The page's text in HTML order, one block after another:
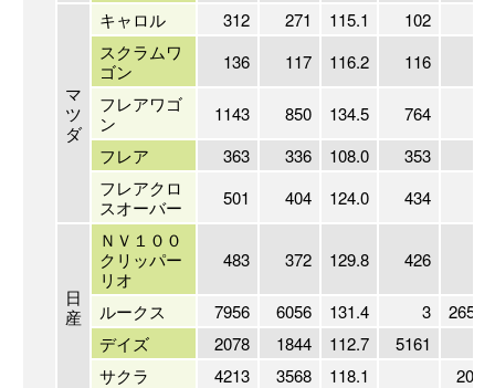
マ
ツ
ダ
キャロル 312 271 115.1 102
スクラムワ
ゴン
136 117 116.2 116
フレアワゴ
ン
1143 850 134.5 764
フレア
363 336 108.0 353
フレアクロ
スオーバー
501 404 124.0 434
日
産
ＮＶ１００
クリッパー
リオ
483 372 129.8 426
ルークス 7956 6056 131.4 3
デイズ
2078 1844 112.7 5161
サクラ
4213 3568 118.1